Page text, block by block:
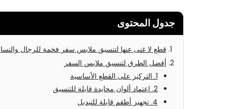
جدول المحتوى
قطع لا غنى عنها لتنسيق ملابس سفر فخمة للرجال
أفضل الطرق لتنسيق ملابس السفر
1. التركيز على القطع الأساسية
2. اعتماد ألوان محايدة قابلة للتنسيق
4. تجهيز أطقم قابلة للتبديل